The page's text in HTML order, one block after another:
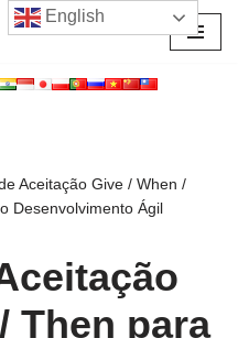
Aceitação Give / When /
Desenvolvimento Ágil
Then para
English